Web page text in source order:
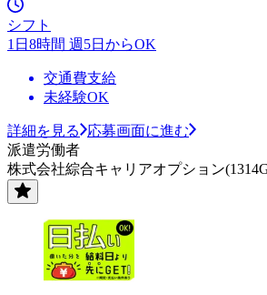
シフト
1日8時間 週5日からOK
交通費支給
未経験OK
詳細を見る
応募画面に進む
派遣労働者
株式会社綜合キャリアオプション